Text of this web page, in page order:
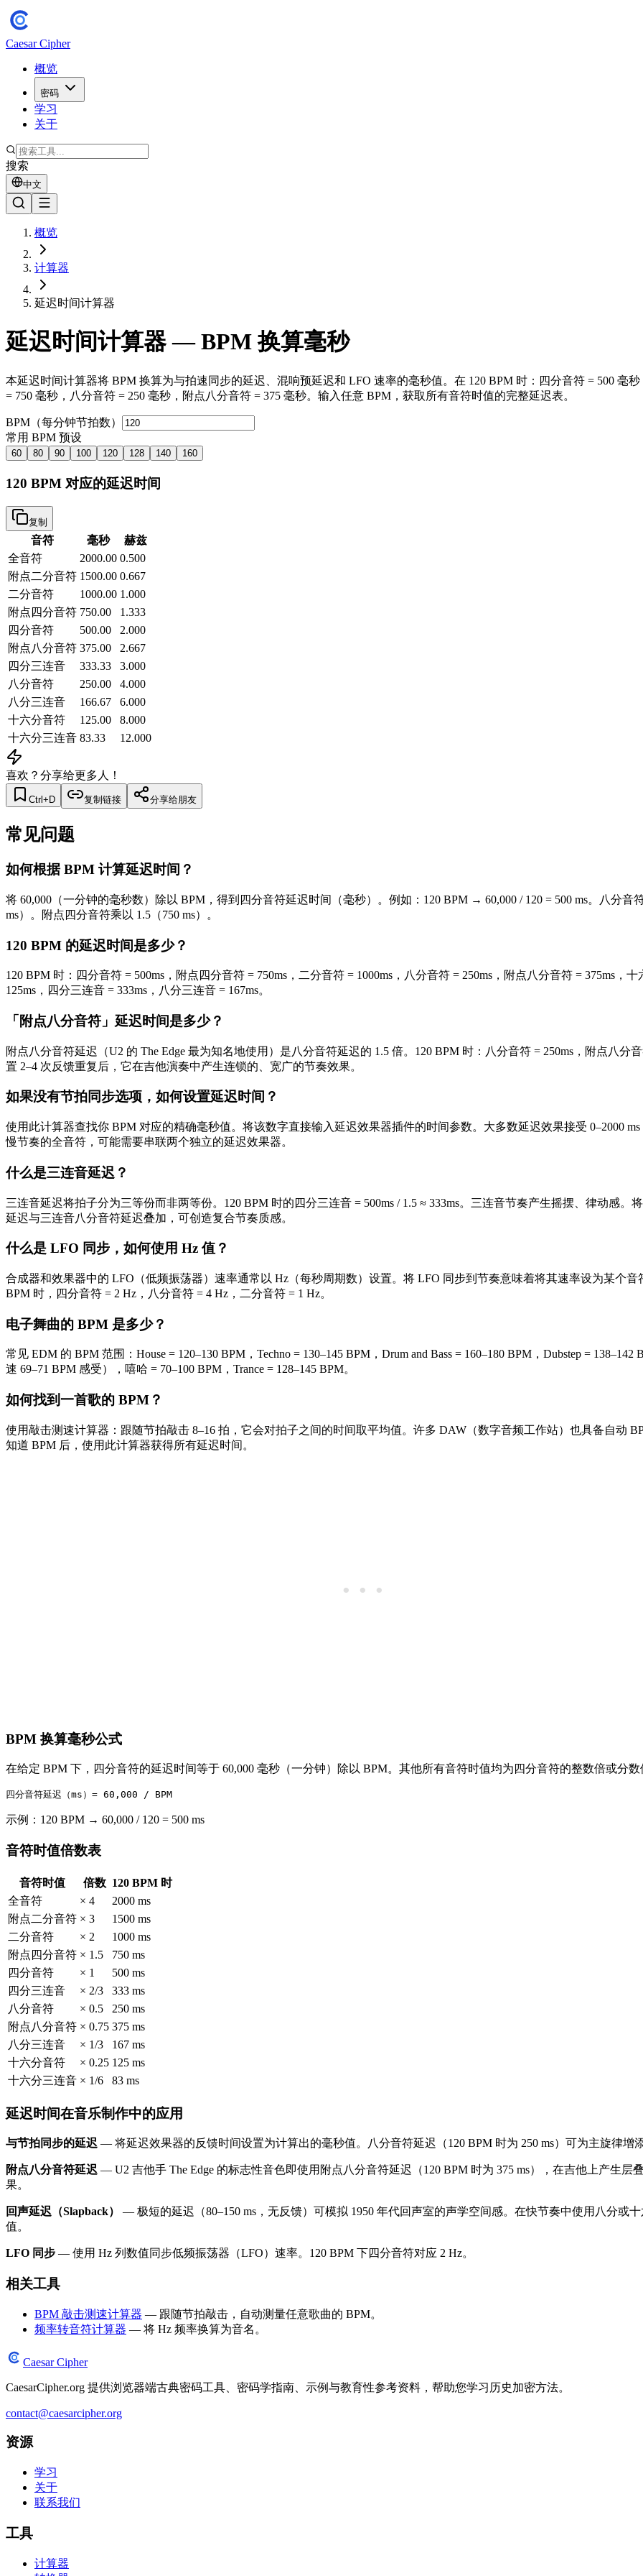
Caesar Cipher
概览
密码
学习
关于
搜索
中文
概览
计算器
延迟时间计算器
延迟时间计算器 — BPM 换算毫秒
本延迟时间计算器将 BPM 换算为与拍速同步的延迟、混响预延迟和 LFO 速率的毫秒值。在 120 BPM 时：四分音符 = 500 毫
= 750 毫秒，八分音符 = 250 毫秒，附点八分音符 = 375 毫秒。输入任意 BPM，获取所有音符时值的完整延迟表。
BPM（每分钟节拍数）
常用 BPM 预设
60 80 90 100 120 128 140 160
120 BPM 对应的延迟时间
复制
音符 毫秒
赫兹
全音符
2000.00 0.500
附点二分音符 1500.00 0.667
二分音符
1000.00 1.000
附点四分音符 750.00
1.333
四分音符
500.00
2.000
附点八分音符 375.00
2.667
四分三连音
333.33
3.000
八分音符
250.00
4.000
八分三连音
166.67
6.000
十六分音符
125.00
8.000
十六分三连音 83.33 12.000
喜欢？分享给更多人！
Ctrl+D 复制链接 分享给朋友
常见问题
如何根据 BPM 计算延迟时间？
将 60,000（一分钟的毫秒数）除以 BPM，得到四分音符延迟时间（毫秒）。例如：120 BPM → 60,000 / 120 = 500 ms。八分音
ms）。附点四分音符乘以 1.5（750 ms）。
120 BPM 的延迟时间是多少？
120 BPM 时：四分音符 = 500ms，附点四分音符 = 750ms，二分音符 = 1000ms，八分音符 = 250ms，附点八分音符 = 375ms，十
125ms，四分三连音 = 333ms，八分三连音 = 167ms。
「附点八分音符」延迟时间是多少？
附点八分音符延迟（U2 的 The Edge 最为知名地使用）是八分音符延迟的 1.5 倍。120 BPM 时：八分音符 = 250ms，附点八分
置 2–4 次反馈重复后，它在吉他演奏中产生连锁的、宽广的节奏效果。
如果没有节拍同步选项，如何设置延迟时间？
使用此计算器查找你 BPM 对应的精确毫秒值。将该数字直接输入延迟效果器插件的时间参数。大多数延迟效果接受 0–2000
慢节奏的全音符，可能需要串联两个独立的延迟效果器。
什么是三连音延迟？
三连音延迟将拍子分为三等份而非两等份。120 BPM 时的四分三连音 = 500ms / 1.5 ≈ 333ms。三连音节奏产生摇摆、律动感。
延迟与三连音八分音符延迟叠加，可创造复合节奏质感。
什么是 LFO 同步，如何使用 Hz 值？
合成器和效果器中的 LFO（低频振荡器）速率通常以 Hz（每秒周期数）设置。将 LFO 同步到节奏意味着将其速率设为某个音
BPM 时，四分音符 = 2 Hz，八分音符 = 4 Hz，二分音符 = 1 Hz。
电子舞曲的 BPM 是多少？
常见 EDM 的 BPM 范围：House = 120–130 BPM，Techno = 130–145 BPM，Drum and Bass = 160–180 BPM，Dubstep = 138–142
速 69–71 BPM 感受），嘻哈 = 70–100 BPM，Trance = 128–145 BPM。
如何找到一首歌的 BPM？
使用敲击测速计算器：跟随节拍敲击 8–16 拍，它会对拍子之间的时间取平均值。许多 DAW（数字音频工作站）也具备自动
知道 BPM 后，使用此计算器获得所有延迟时间。
BPM 换算毫秒公式
在给定 BPM 下，四分音符的延迟时间等于 60,000 毫秒（一分钟）除以 BPM。其他所有音符时值均为四分音符的整数倍或分数
示例：120 BPM → 60,000 / 120 = 500 ms
音符时值倍数表
音符时值 倍数 120 BPM 时
全音符
× 4
2000 ms
附点二分音符 × 3
1500 ms
二分音符
× 2
1000 ms
附点四分音符 × 1.5
750 ms
四分音符
× 1
500 ms
四分三连音
× 2/3
333 ms
八分音符
× 0.5
250 ms
附点八分音符 × 0.75 375 ms
八分三连音
× 1/3
167 ms
十六分音符
× 0.25 125 ms
十六分三连音 × 1/6 83 ms
延迟时间在音乐制作中的应用
与节拍同步的延迟 — 将延迟效果器的反馈时间设置为计算出的毫秒值。八分音符延迟（120 BPM 时为 250 ms）可为主旋律增
附点八分音符延迟 — U2 吉他手 The Edge 的标志性音色即使用附点八分音符延迟（120 BPM 时为 375 ms），在吉他上产生层
果。
回声延迟（Slapback）
— 极短的延迟（80–150 ms，无反馈）可模拟 1950 年代回声室的声学空间感。在快节奏中使用八分或
值。
LFO 同步 — 使用 Hz 列数值同步低频振荡器（LFO）速率。120 BPM 下四分音符对应 2 Hz。
相关工具
BPM 敲击测速计算器 — 跟随节拍敲击，自动测量任意歌曲的 BPM。
频率转音符计算器 — 将 Hz 频率换算为音名。
Caesar Cipher
CaesarCipher.org 提供浏览器端古典密码工具、密码学指南、示例与教育性参考资料，帮助您学习历史加密方法。
contact@caesarcipher.org
资源
学习
关于
联系我们
工具
计算器